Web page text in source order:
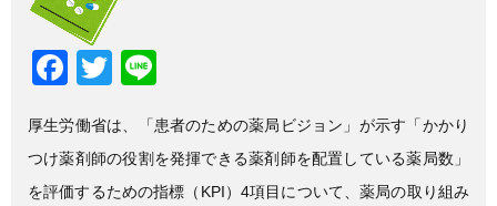
F
c
e
T
tt
er
e
厚生労働省は、「患者のための薬局ビジョン」が示す「かかり
つけ薬剤師の役割を発揮できる薬剤師を配置している薬局数」
を評価するための指標（KPI）4項目について、薬局の取り組み